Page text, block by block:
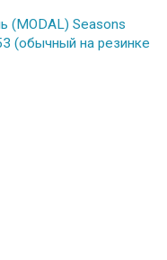
(MODAL) Seasons
(обычный на резинке